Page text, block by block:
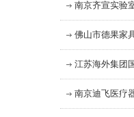
南京齐宣实验
佛山市德果家
江苏海外集团
南京迪飞医疗